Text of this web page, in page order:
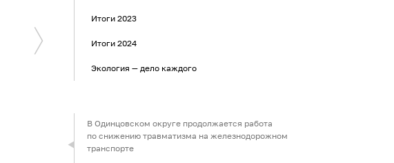
Итоги 2023
Итоги 2024
Экология — дело каждого
В Одинцовском округе продолжается работа
по снижению травматизма на железнодорожном
транспорте